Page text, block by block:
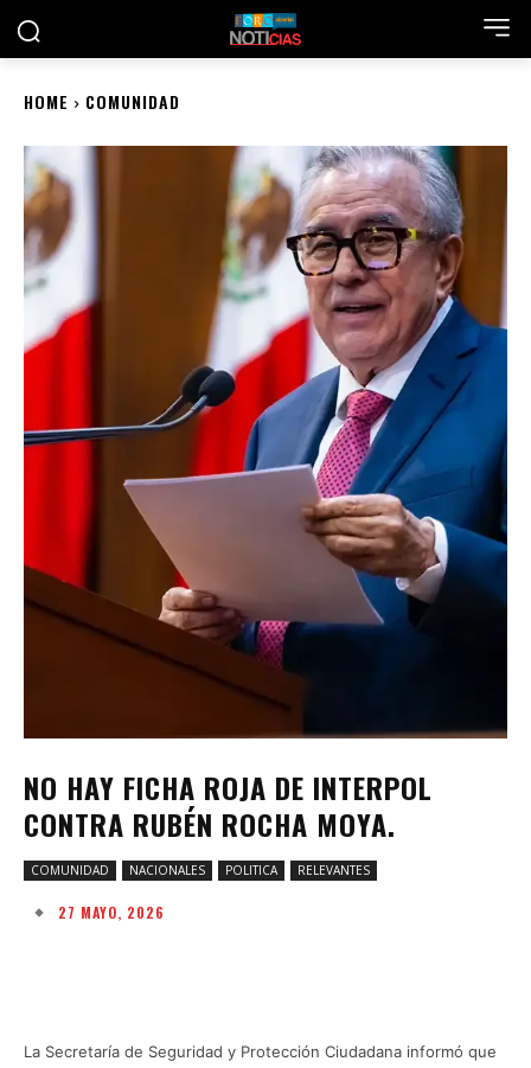
HOME COMUNIDAD
NO HAY FICHA ROJA DE INTERPOL
CONTRA RUBÉN ROCHA MOYA.
COMUNIDAD NACIONALES POLITICA RELEVANTES
27 MAYO, 2026
La Secretaría de Seguridad y Protección Ciudadana informó que